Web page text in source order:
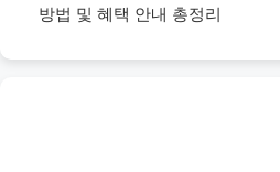
방법 및 혜택 안내 총정리